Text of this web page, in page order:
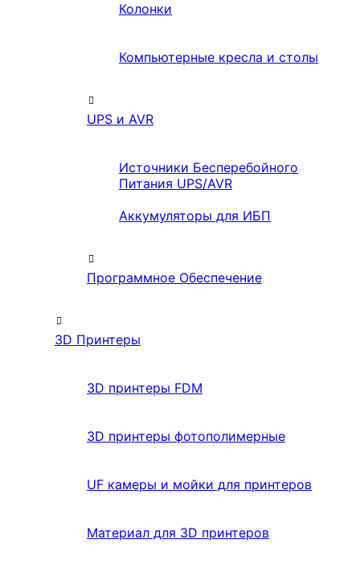
Колонки
Компьютерные кресла и столы
UPS и AVR
Источники Бесперебойного
Питания UPS/AVR
Аккумуляторы для ИБП
Программное Обеспечение
3D Принтеры
3D принтеры FDM
3D принтеры фотополимерные
UF камеры и мойки для принтеров
Материал для 3D принтеров